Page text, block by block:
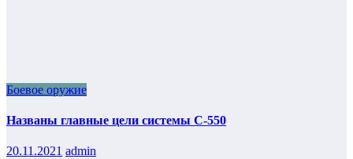
Боевое оружие
Названы главные цели системы С-550
20.11.2021 admin